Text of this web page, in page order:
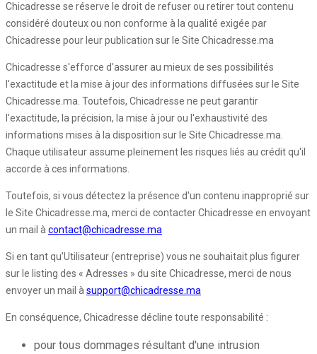
Chicadresse se réserve le droit de refuser ou retirer tout contenu
considéré douteux ou non conforme à la qualité exigée par
Chicadresse pour leur publication sur le Site Chicadresse.ma
Chicadresse s'efforce d'assurer au mieux de ses possibilités
l'exactitude et la mise à jour des informations diffusées sur le Site
Chicadresse.ma. Toutefois, Chicadresse ne peut garantir
l'exactitude, la précision, la mise à jour ou l'exhaustivité des
informations mises à la disposition sur le Site Chicadresse.ma.
Chaque utilisateur assume pleinement les risques liés au crédit qu'il
accorde à ces informations.
Toutefois, si vous détectez la présence d'un contenu inapproprié sur
le Site Chicadresse.ma, merci de contacter Chicadresse en envoyant
un mail à contact@chicadresse.ma
Si en tant qu’Utilisateur (entreprise) vous ne souhaitait plus figurer
sur le listing des « Adresses » du site Chicadresse, merci de nous
envoyer un mail à support@chicadresse.ma
En conséquence, Chicadresse décline toute responsabilité :
pour tous dommages résultant d'une intrusion